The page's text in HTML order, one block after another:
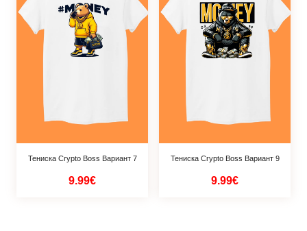
Тениска Crypto Boss Вариант 7
9.99€
Тениска Crypto Boss Вариант 9
9.99€